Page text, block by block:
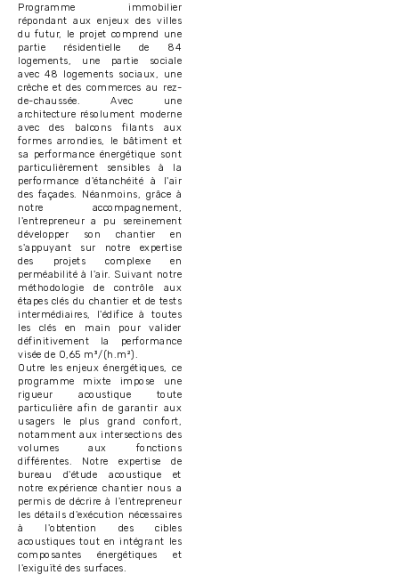
Programme immobilier
répondant aux enjeux des villes
du futur, le projet comprend une
partie résidentielle de 84
logements, une partie sociale
avec 48 logements sociaux, une
crèche et des commerces au rez-
de-chaussée. Avec une
architecture résolument moderne
avec des balcons filants aux
formes arrondies, le bâtiment et
sa performance énergétique sont
particulièrement sensibles à la
performance d'étanchéité à l'air
des façades. Néanmoins, grâce à
notre accompagnement,
l'entrepreneur a pu sereinement
développer son chantier en
s'appuyant sur notre expertise
des projets complexe en
perméabilité à l'air. Suivant notre
méthodologie de contrôle aux
étapes clés du chantier et de tests
intermédiaires, l'édifice à toutes
les clés en main pour valider
définitivement la performance
visée de 0,65 m³/(h.m²).
Outre les enjeux énergétiques, ce
programme mixte impose une
rigueur acoustique toute
particulière afin de garantir aux
usagers le plus grand confort,
notamment aux intersections des
volumes aux fonctions
différentes. Notre expertise de
bureau d'étude acoustique et
notre expérience chantier nous a
permis de décrire à l'entrepreneur
les détails d'exécution nécessaires
à l'obtention des cibles
acoustiques tout en intégrant les
composantes énergétiques et
l'exiguïté des surfaces.